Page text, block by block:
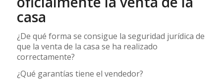
casa
¿De qué forma se consigue la seguridad jurídica de
que la venta de la casa se ha realizado
correctamente?
¿Qué garantías tiene el vendedor?